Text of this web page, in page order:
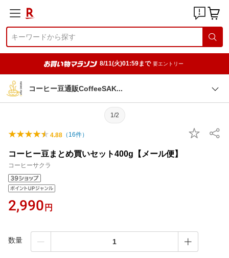
8/11(火)01:59まで 要エントリー
コーヒー豆通販CoffeeSAK
1/2
4.88 （ 16件）
コーヒー豆まとめ買いセット400g【メール便】
コーヒーサクラ
2,990 円
数量